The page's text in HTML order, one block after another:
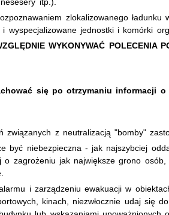
zlokalizowanego
wyspecjalizowane jednostki i komórki
WYKONYWAĆ POLECENIA
się po otrzymaniu informacji o
związanych z neutralizacją "bomby"
być niebezpieczna - jak najszybciej
o zagrożeniu jak największe grono
i zarządzeniu ewakuacji w
kinach, niezwłocznie udaj się